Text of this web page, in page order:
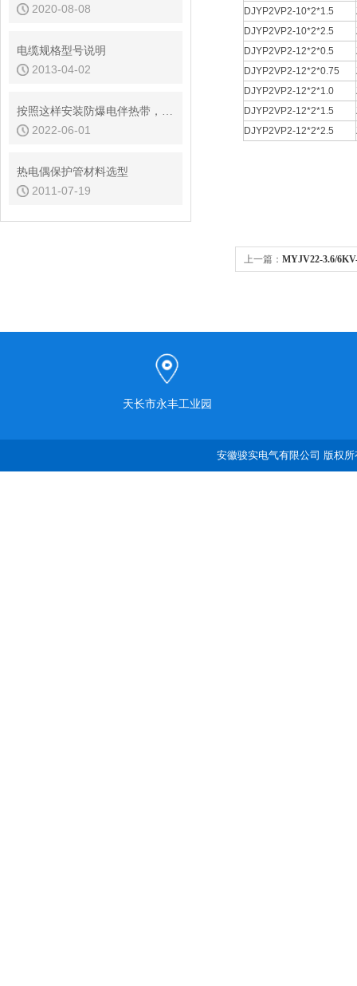
2020-08-08
电缆规格型号说明
2013-04-02
按照这样安装防爆电伴热带，准没问题！
2022-06-01
热电偶保护管材料选型
2011-07-19
DJYP2VP2-10*2*1.5
DJYP2VP2-10*2*2.5
DJYP2VP2-12*2*0.5
DJYP2VP2-12*2*0.75
DJYP2VP2-12*2*1.0
DJYP2VP2-12*2*1.5
DJYP2VP2-12*2*2.5
上一篇： MYJV22-3.6/
天长市永丰工业园
安徽骏实电气有限公司 版权